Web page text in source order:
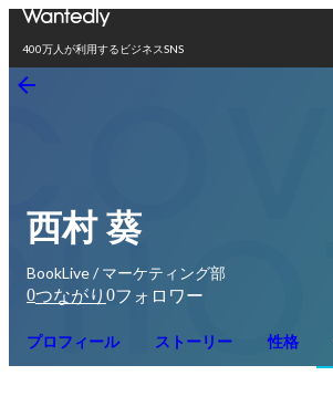
400万人が利用するビジネスSNS
西村 葵
BookLive / マーケティング部
0つながり 0フォロワー
プロフィール ストーリー 性格